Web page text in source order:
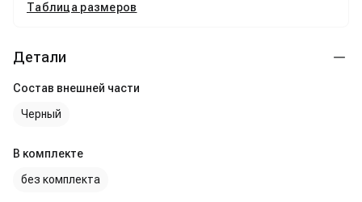
Таблица размеров
Детали
Состав внешней части
Черный
В комплекте
без комплекта